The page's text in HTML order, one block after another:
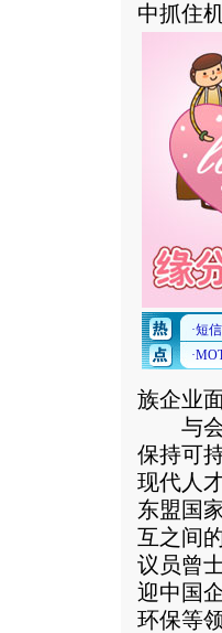
中抓住
族企业
与会
保持可
现代人
东盟国
互之间
议员曾
迎中国
环保等